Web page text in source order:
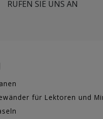
RUFEN SIE UNS AN
für Lektoren und